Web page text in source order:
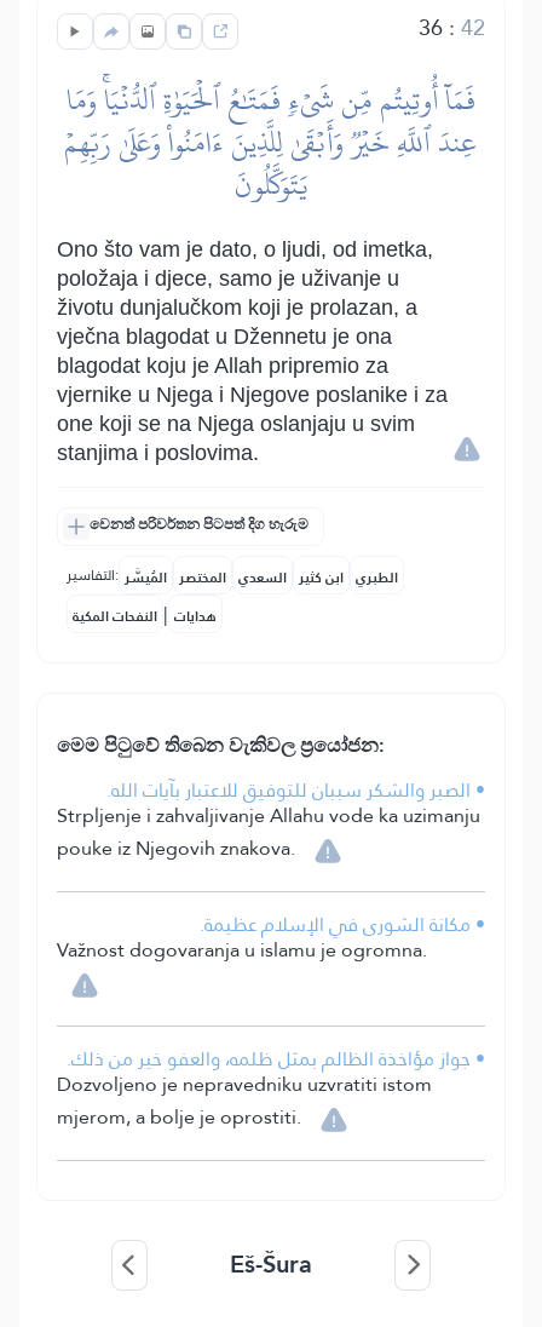
36:42
فَمَآ أُوتِيتُم مِّن شَيۡءٖ فَمَتَٰعُ ٱلۡحَيَوٰةِ ٱلدُّنۡيَاۚ وَمَا
عِندَ ٱللَّهِ خَيۡرٞ وَأَبۡقَىٰ لِلَّذِينَ ءَامَنُواْ وَعَلَىٰ رَبِّهِمۡ
يَتَوَكَّلُونَ
Ono što vam je dato, o ljudi, od imetka,
položaja i djece, samo je uživanje u
životu dunjalučkom koji je prolazan, a
vječna blagodat u Džennetu je ona
blagodat koju je Allah pripremio za
vjernike u Njega i Njegove poslanike i za
one koji se na Njega oslanjaju u svim
stanjima i poslovima.
වෙනත් පරිවර්තන පිටපත් දිග හැරුම
التفاسير: المُيسَّر المختصر السعدي ابن كثير الطبري
النفحات المكية | هدايات
මෙ⁣ම පිටුවේ තිබෙන වැකිවල ප්‍රයෝජන:
• الصبر والشكر سببان للتوفيق للاعتبار بآيات الله.
Strpljenje i zahvaljivanje Allahu vode ka uzimanju
pouke iz Njegovih znakova.
• مكانة الشورى في الإسلام عظيمة.
Važnost dogovaranja u islamu je ogromna.
• جواز مؤاخذة الظالم بمثل ظلمه، والعفو خير من ذلك.
Dozvoljeno je nepravedniku uzvratiti istom
mjerom, a bolje je oprostiti.
Eš-Šura